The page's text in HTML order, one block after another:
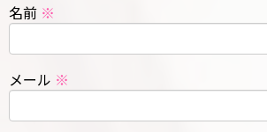
名前 ※
メール ※